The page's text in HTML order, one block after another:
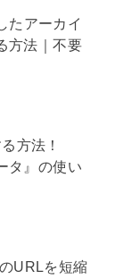
たアーカイ
方法｜不要
方法！
タ』の使い
URLを短縮